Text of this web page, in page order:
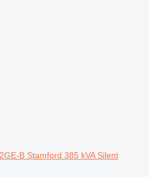
B Stamford 385 kVA Silent